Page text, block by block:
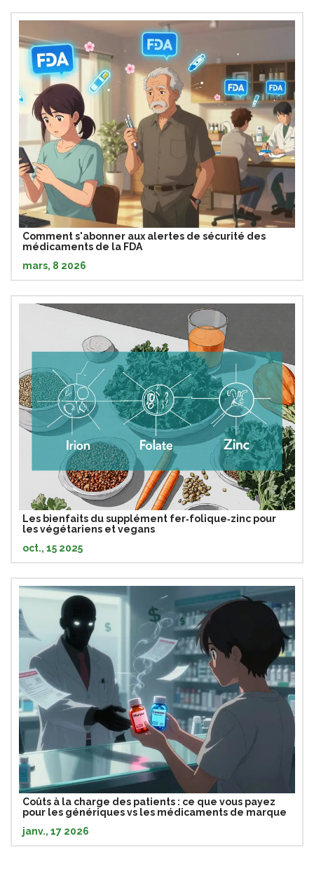
Comment s'abonner aux alertes de sécurité des
médicaments de la FDA
mars, 8 2026
Les bienfaits du supplément fer‑folique‑zinc pour
les végétariens et vegans
oct., 15 2025
Coûts à la charge des patients : ce que vous payez
pour les génériques vs les médicaments de marque
janv., 17 2026